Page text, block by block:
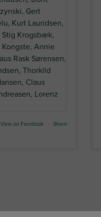
View on Facebook · Share